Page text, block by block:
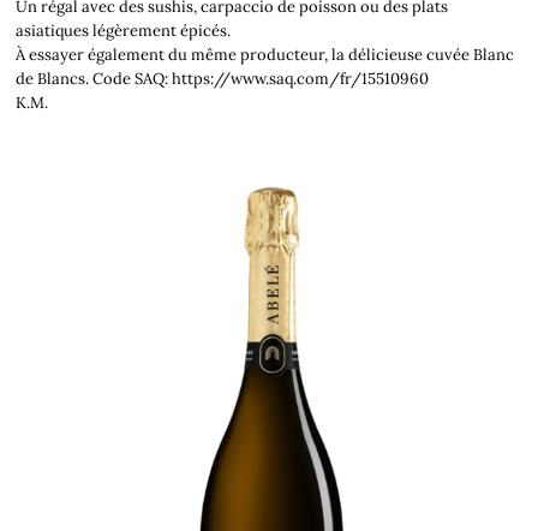
Un régal avec des sushis, carpaccio de poisson ou des plats
asiatiques légèrement épicés.
À essayer également du même producteur, la délicieuse cuvée Blanc
de Blancs. Code SAQ: https://www.saq.com/fr/15510960
K.M.